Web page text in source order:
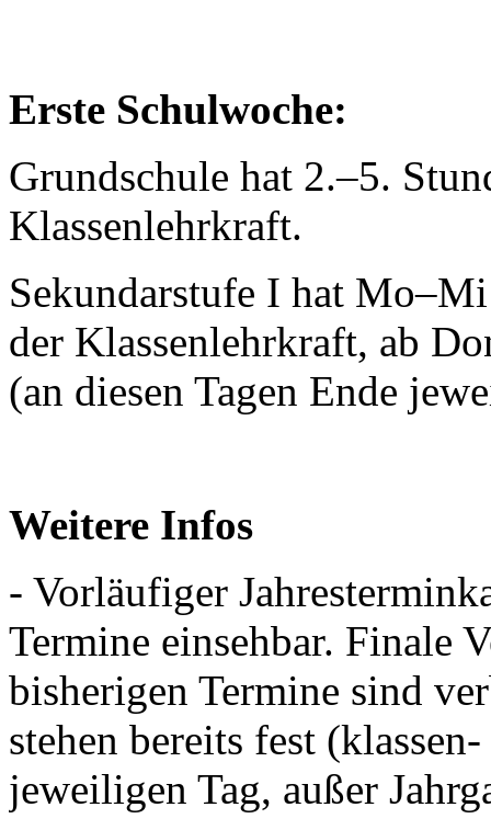
Erste Schulwoche:
Grundschule hat 2.–5.
Klassenlehrkraft.
Sekundarstufe I hat
der Klassenlehrkraft, ab
(an diesen Tagen Ende
Weitere Infos
- Vorläufiger
Termine einsehbar. Finale
bisherigen Termine sind
stehen bereits fest
jeweiligen Tag, außer